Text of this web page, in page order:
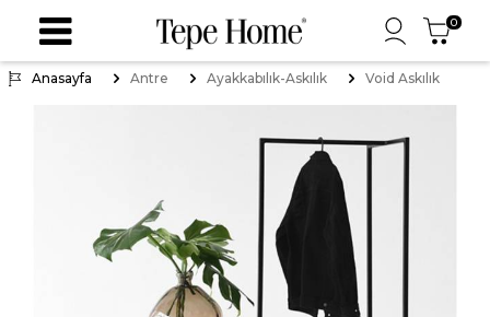
0
Anasayfa Antre Ayakkabılık-Askılık Void Askılık